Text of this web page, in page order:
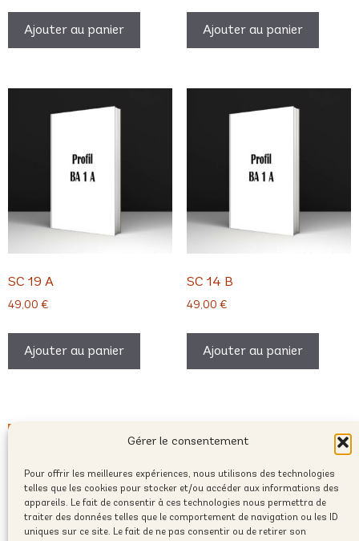
Gérer le consentement
Pour offrir les meilleures expériences, nous utilisons des technologies
telles que les cookies pour stocker et/ou accéder aux informations des
appareils. Le fait de consentir à ces technologies nous permettra de
traiter des données telles que le comportement de navigation ou les ID
uniques sur ce site. Le fait de ne pas consentir ou de retirer son
Ajouter au panier Ajouter au panier
SC 19 A
49,00 €
Ajouter au panier
SC 14 B
49,00 €
Ajouter au panier